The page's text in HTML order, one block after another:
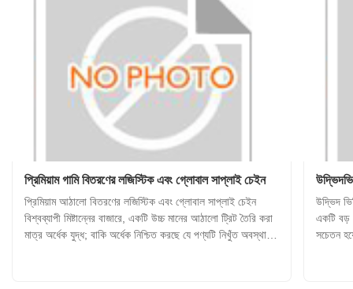
প্রিমিয়াম গামি বিতরণের লজিস্টিক এবং গ্লোবাল সাপ্লাই চেইন
প্রিমিয়াম আঠালো বিতরণের লজিস্টিক এবং গ্লোবাল সাপ্লাই চেইন
বিশ্বব্যাপী মিষ্টান্নের বাজারে, একটি উচ্চ মানের আঠালো ট্রিট তৈরি করা
মাত্র অর্ধেক যুদ্ধ; বাকি অর্ধেক নিশ্চিত করছে যে পণ্যটি নিখুঁত অবস্থায়
উদ্ভিদ
একটি বড়
সচেতন